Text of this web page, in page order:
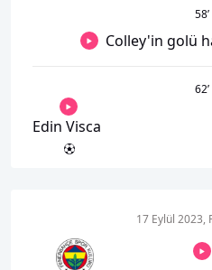
58’
Colley'in golü
62’
Edin Visca
17 Eylül 2023,